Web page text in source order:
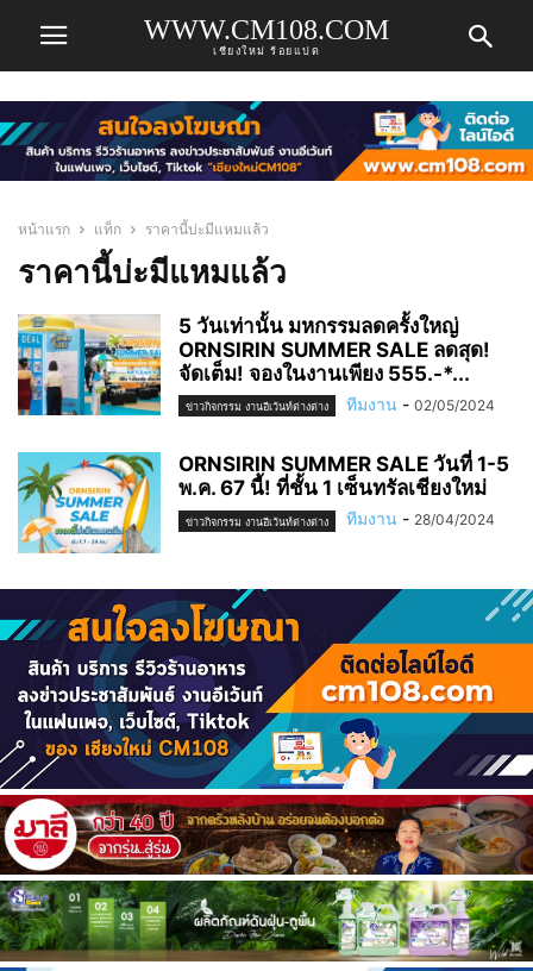
WWW.CM108.COM
เชียงใหม่ ร้อยแปด
หน้าแรก แท็ก ราคานี้บ่ะมีแหมแล้ว
ราคานี้บ่ะมีแหมแล้ว
5 วันเท่านั้น มหกรรมลดครั้งใหญ่
ORNSIRIN SUMMER SALE ลดสุด!
จัดเต็ม! จองในงานเพียง 555.-*...
ข่าวกิจกรรม งานอีเว้นท์ต่างต่าง ทีมงาน - 02/05/2024
ORNSIRIN SUMMER SALE วันที่ 1-5
พ.ค. 67 นี้! ที่ชั้น 1 เซ็นทรัลเชียงใหม่
ข่าวกิจกรรม งานอีเว้นท์ต่างต่าง ทีมงาน - 28/04/2024